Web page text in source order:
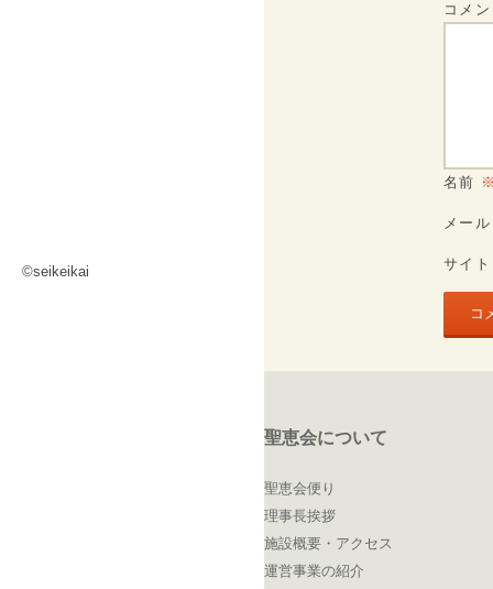
©seikeikai
コメ
名前
メー
サイト
聖恵会について
聖恵会便り
理事長挨拶
施設概要・アクセス
運営事業の紹介